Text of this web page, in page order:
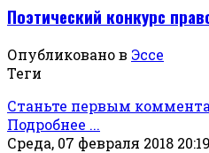
Поэтический конкурс
Опубликовано в Эссе
Теги
Станьте первым
Подробнее ...
Среда, 07 февраля 2018 20:19